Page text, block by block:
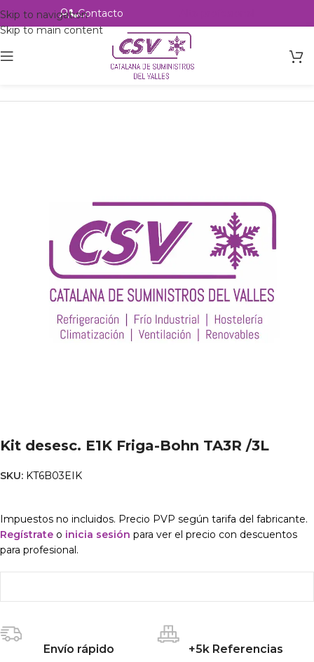
Skip to navigation
Skip to main content
Contacto
Intercambio
Kit desesc. E1K Friga-Bohn TA3R /3L
SKU: KT6B03EIK
Impuestos no incluidos. Precio PVP según tarifa del fabricante.
Regístrate o inicia sesión para ver el precio con descuentos
para profesional.
Envío rápido +5k Referencias